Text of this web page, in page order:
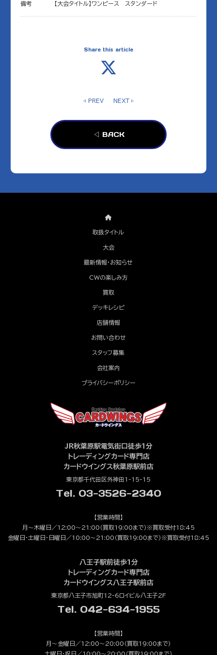
備考 【大会タイトル】ワンピース スタンダード
Share this article
◁ PREV NEXT ▷
◁ BACK
取扱タイトル
大会
最新情報・お知らせ
CWの楽しみ方
買取
デッキレシピ
店舗情報
お問い合わせ
スタッフ募集
会社案内
プライバシーポリシー
JR秋葉原駅電気街口徒歩1分
トレーディングカード専門店
カードウイングス秋葉原駅前店
東京都千代田区外神田1-15-15
Tel. 03-3526-2340
【営業時間】
月～木曜日／12:00～21:00（買取19:00まで）※買取受付18:45
金曜日・土曜日・日曜日／10:00～21:00（買取19:00まで）※買取受付18:45
八王子駅前徒歩1分
トレーディングカード専門店
カードウイングス八王子駅前店
東京都八王子市旭町12-6ロイビル八王子2F
Tel. 042-634-1955
【営業時間】
月～金曜日／12:00～20:00（買取19:00まで）
土曜日・祝日／10:00～20:00（買取19:00まで）